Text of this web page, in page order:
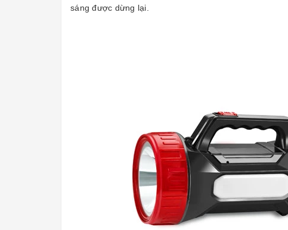
sáng được dừng lại.